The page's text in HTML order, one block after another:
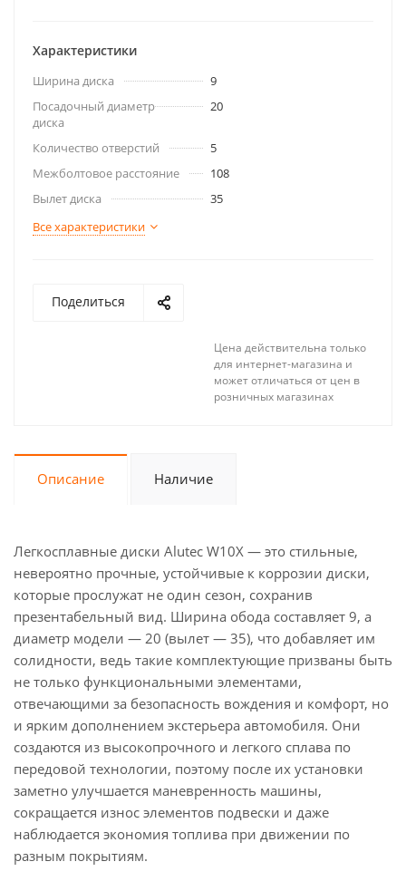
Характеристики
Ширина диска
9
Посадочный диаметр
диска
20
Количество отверстий
5
Межболтовое расстояние
108
Вылет диска
35
Все характеристики
Поделиться
Цена действительна только
для интернет-магазина и
может отличаться от цен в
розничных магазинах
Описание Наличие
Легкосплавные диски Alutec W10X — это стильные,
невероятно прочные, устойчивые к коррозии диски,
которые прослужат не один сезон, сохранив
презентабельный вид. Ширина обода составляет 9, а
диаметр модели — 20 (вылет — 35), что добавляет им
солидности, ведь такие комплектующие призваны быть
не только функциональными элементами,
отвечающими за безопасность вождения и комфорт, но
и ярким дополнением экстерьера автомобиля. Они
создаются из высокопрочного и легкого сплава по
передовой технологии, поэтому после их установки
заметно улучшается маневренность машины,
сокращается износ элементов подвески и даже
наблюдается экономия топлива при движении по
разным покрытиям.